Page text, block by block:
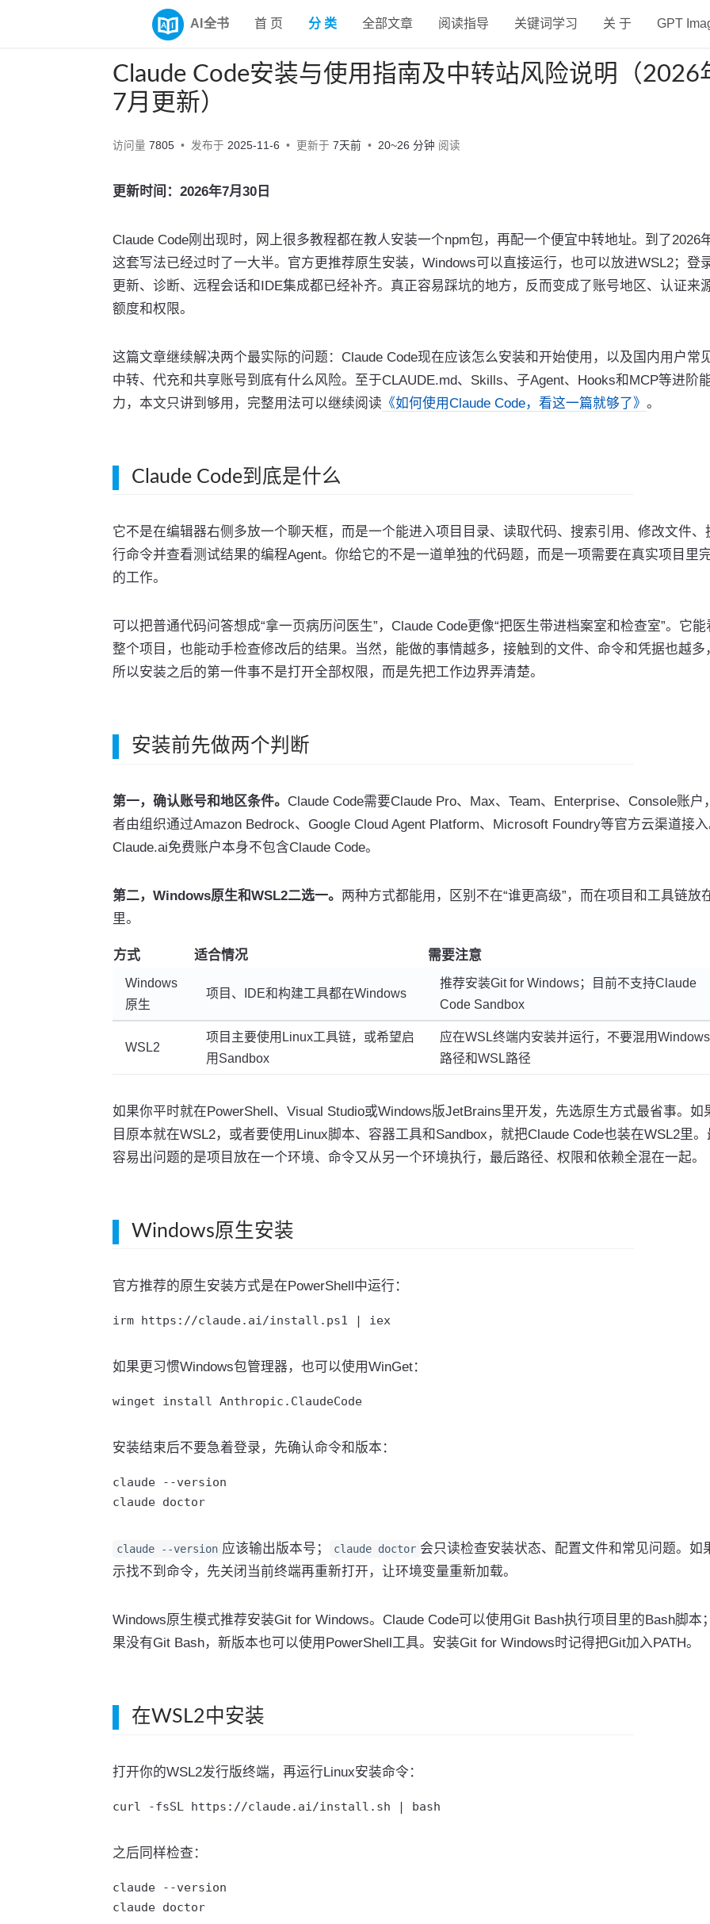
AI全书 首 页 分 类 全部文章 阅读指导 关键词学习 关 于 GPT
Claude Code安装与使用指南及中转站风险说明（2026
7月更新）
访问量 7805 发布于 2025-11-6 更新于 7天前 20~26 分钟 阅读
更新时间：2026年7月30日
Claude Code刚出现时，网上很多教程都在教人安装一个npm包，再配一个便宜中转地址。到了2026年
这套写法已经过时了一大半。官方更推荐原生安装，Windows可以直接运行，也可以放进WSL2；登录
更新、诊断、远程会话和IDE集成都已经补齐。真正容易踩坑的地方，反而变成了账号地区、认证来源
额度和权限。
这篇文章继续解决两个最实际的问题：Claude Code现在应该怎么安装和开始使用，以及国内用户常
中转、代充和共享账号到底有什么风险。至于CLAUDE.md、Skills、子Agent、Hooks和MCP等进阶
力，本文只讲到够用，完整用法可以继续阅读 《如何使用Claude Code，看这一篇就够了》 。
Claude Code到底是什么
它不是在编辑器右侧多放一个聊天框，而是一个能进入项目目录、读取代码、搜索引用、修改文件、
行命令并查看测试结果的编程Agent。你给它的不是一道单独的代码题，而是一项需要在真实项目里
的工作。
可以把普通代码问答想成“拿一页病历问医生”，Claude Code更像“把医生带进档案室和检查室”。它能
整个项目，也能动手检查修改后的结果。当然，能做的事情越多，接触到的文件、命令和凭据也越多
所以安装之后的第一件事不是打开全部权限，而是先把工作边界弄清楚。
安装前先做两个判断
第一，确认账号和地区条件。 Claude Code需要Claude Pro、Max、Team、Enterprise、Console账户
者由组织通过Amazon Bedrock、Google Cloud Agent Platform、Microsoft Foundry等官方云渠道接入
Claude.ai免费账户本身不包含Claude Code。
第二，Windows原生和WSL2二选一。 两种方式都能用，区别不在“谁更高级”，而在项目和工具链放
里。
方式 适合情况 需要注意
Windows
原生
项目、IDE和构建工具都在Windows
推荐安装Git for Windows；目前不支持Claude
Code Sandbox
WSL2
项目主要使用Linux工具链，或希望启
用Sandbox
应在WSL终端内安装并运行，不要混用Windows
路径和WSL路径
如果你平时就在PowerShell、Visual Studio或Windows版JetBrains里开发，先选原生方式最省事。如
目原本就在WSL2，或者要使用Linux脚本、容器工具和Sandbox，就把Claude Code也装在WSL2里。
容易出问题的是项目放在一个环境、命令又从另一个环境执行，最后路径、权限和依赖全混在一起。
Windows原生安装
官方推荐的原生安装方式是在PowerShell中运行：
irm https://claude.ai/install.ps1 | iex
如果更习惯Windows包管理器，也可以使用WinGet：
winget install Anthropic.ClaudeCode
安装结束后不要急着登录，先确认命令和版本：
claude --version
claude doctor
claude --version 应该输出版本号； claude doctor 会只读检查安装状态、配置文件和常见问题。如
示找不到命令，先关闭当前终端再重新打开，让环境变量重新加载。
Windows原生模式推荐安装Git for Windows。Claude Code可以使用Git Bash执行项目里的Bash脚本
果没有Git Bash，新版本也可以使用PowerShell工具。安装Git for Windows时记得把Git加入PATH。
在WSL2中安装
打开你的WSL2发行版终端，再运行Linux安装命令：
curl -fsSL https://claude.ai/install.sh | bash
之后同样检查：
claude --version
claude doctor